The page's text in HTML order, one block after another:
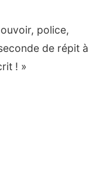
police,
de répit à
! »